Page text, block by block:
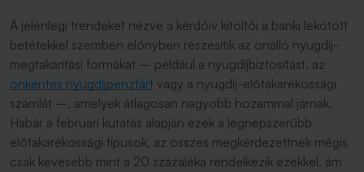
A jelenlegi trendeket nézve a kérdőív kitöltői a banki lekötött
betétekkel szemben előnyben részesítik az önálló nyugdíj-
megtakarítási formákat – például a nyugdíjbiztosítást, az
önkéntes nyugdíjpénztárt vagy a nyugdíj-előtakarékossági
számlát –, amelyek átlagosan nagyobb hozammal járnak.
Habár a februári kutatás alapján ezek a legnépszerűbb
előtakarékossági típusok, az összes megkérdezettnek mégis
csak kevesebb mint a 20 százaléka rendelkezik ezekkel, ám